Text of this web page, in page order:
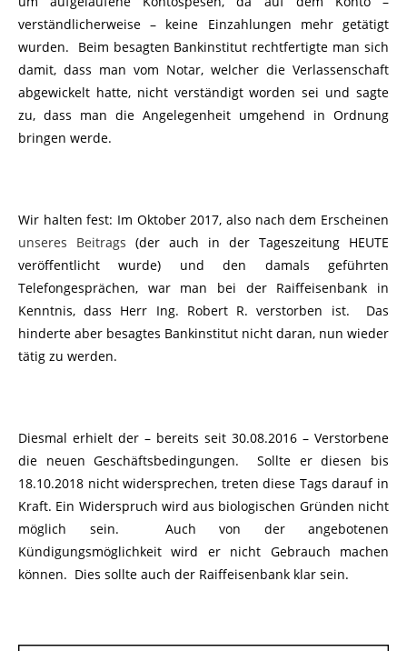
verständlicherweise – keine Einzahlungen mehr getätigt
wurden. Beim besagten Bankinstitut rechtfertigte man sich
damit, dass man vom Notar, welcher die Verlassenschaft
abgewickelt hatte, nicht verständigt worden sei und sagte
zu, dass man die Angelegenheit umgehend in Ordnung
bringen werde.
Wir halten fest: Im Oktober 2017, also nach dem Erscheinen
unseres Beitrags (der auch in der Tageszeitung HEUTE
veröffentlicht wurde) und den damals geführten
Telefongesprächen, war man bei der Raiffeisenbank in
Kenntnis, dass Herr Ing. Robert R. verstorben ist. Das
hinderte aber besagtes Bankinstitut nicht daran, nun wieder
tätig zu werden.
Diesmal erhielt der – bereits seit 30.08.2016 – Verstorbene
die neuen Geschäftsbedingungen. Sollte er diesen bis
18.10.2018 nicht widersprechen, treten diese Tags darauf in
Kraft. Ein Widerspruch wird aus biologischen Gründen nicht
möglich sein. Auch von der angebotenen
Kündigungsmöglichkeit wird er nicht Gebrauch machen
können. Dies sollte auch der Raiffeisenbank klar sein.